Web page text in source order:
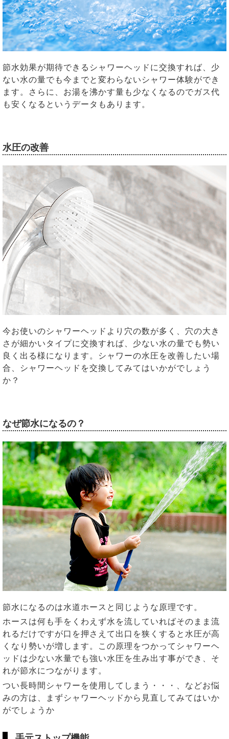
節水効果が期待できるシャワーヘッドに交換すれば、少
ない水の量でも今までと変わらないシャワー体験ができ
ます。さらに、お湯を沸かす量も少なくなるのでガス代
も安くなるというデータもあります。
水圧の改善
今お使いのシャワーヘッドより穴の数が多く、穴の大き
さが細かいタイプに交換すれば、少ない水の量でも勢い
良く出る様になります。シャワーの水圧を改善したい場
合、シャワーヘッドを交換してみてはいかがでしょう
か？
なぜ節水になるの？
節水になるのは水道ホースと同じような原理です。
ホースは何も手をくわえず水を流していればそのまま流
れるだけですが口を押さえて出口を狭くすると水圧が高
くなり勢いが増します。この原理をつかってシャワーヘ
ッドは少ない水量でも強い水圧を生み出す事ができ、そ
れが節水につながります。
つい長時間シャワーを使用してしまう・・・、などお悩
みの方は、まずシャワーヘッドから見直してみてはいか
がでしょうか